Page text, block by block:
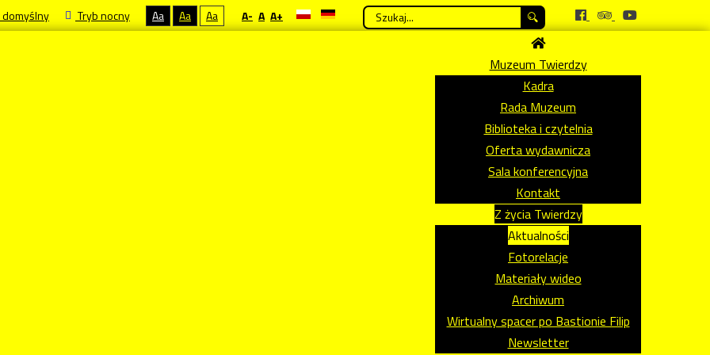
Szukaj...
Tryb nocny Aa Aa Aa A- A A+
Muzeum Twierdzy
Kadra
Rada Muzeum
Biblioteka i czytelnia
Oferta wydawnicza
Sala konferencyjna
Kontakt
Z życia Twierdzy
Aktualności
Fotorelacje
Materiały wideo
Archiwum
Wirtualny spacer po Bastionie Filip
Newsletter